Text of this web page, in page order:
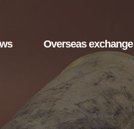
Overseas exchange